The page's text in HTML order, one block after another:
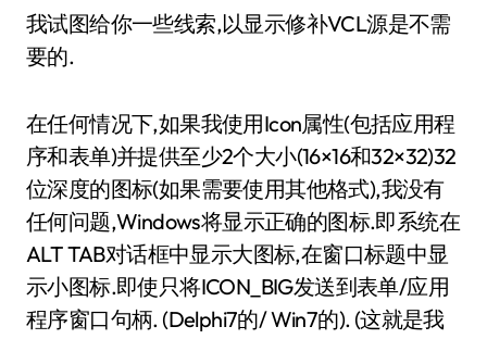
我试图给你一些线索,以显示修补VCL源是不需
要的.
在任何情况下,如果我使用Icon属性(包括应用程
序和表单)并提供至少2个大小(16×16和32×32)32
位深度的图标(如果需要使用其他格式),我没有
任何问题,Windows将显示正确的图标.即系统在
ALT TAB对话框中显示大图标,在窗口标题中显
示小图标.即使只将ICON_BIG发送到表单/应用
程序窗口句柄. (Delphi7的/ Win7的). (这就是我